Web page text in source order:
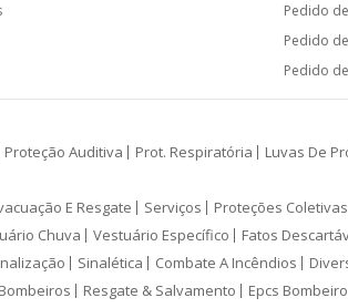
Pedido
Pedido
Pedido
Proteção Auditiva Prot. Respiratória Luvas De
E Resgate Serviços Proteções
Chuva Vestuário Específico Fatos
Sinalética Combate A Incêndios
Resgate & Salvamento Epcs